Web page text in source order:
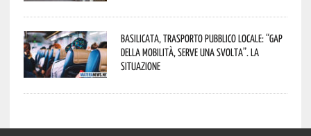
Basilicata, trasporto pubblico locale: “Gap
della mobilità, serve una svolta”. La
situazione